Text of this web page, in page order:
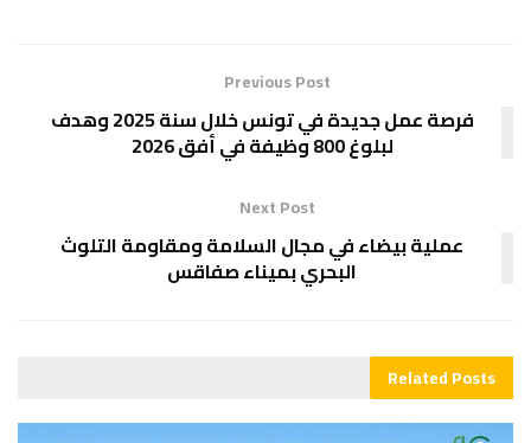
Previous Post
فرصة عمل جديدة في تونس خلال سنة 2025 وهدف
لبلوغ 800 وظيفة في أفق 2026
Next Post
عملية بيضاء في مجال السلامة ومقاومة التلوث
البحري بميناء صفاقس
RelatedPosts